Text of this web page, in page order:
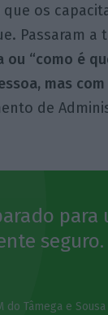
que os
Passaram a
ou “como é
mas
de
para
seguro.
Tâmega e Sousa